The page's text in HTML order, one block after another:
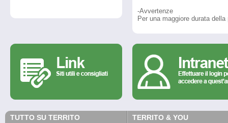
-Avvertenze
Per una maggiore durata
TUTTO SU TERRITO TERRITO & YOU